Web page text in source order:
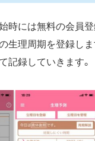
時には無料の会員
生理周期を登録し
記録していきます。